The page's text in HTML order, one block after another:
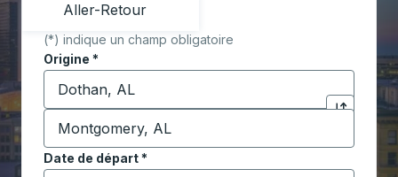
Aller-Retour
(*) indique un champ obligatoire
Origine *
Commencez à saisir la ville d'origine pour ouvrir
Cliquez
Destination *
Commencez à saisir la ville de destination pour
Date de départ*
Tapez la date au format date Barre oblique du mois à